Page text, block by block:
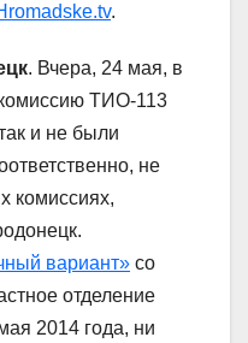
.
. Вчера, 24 мая, в
ТИО-113
и не были
не
комиссиях,
вариант» со
отделение
2014 года, ни